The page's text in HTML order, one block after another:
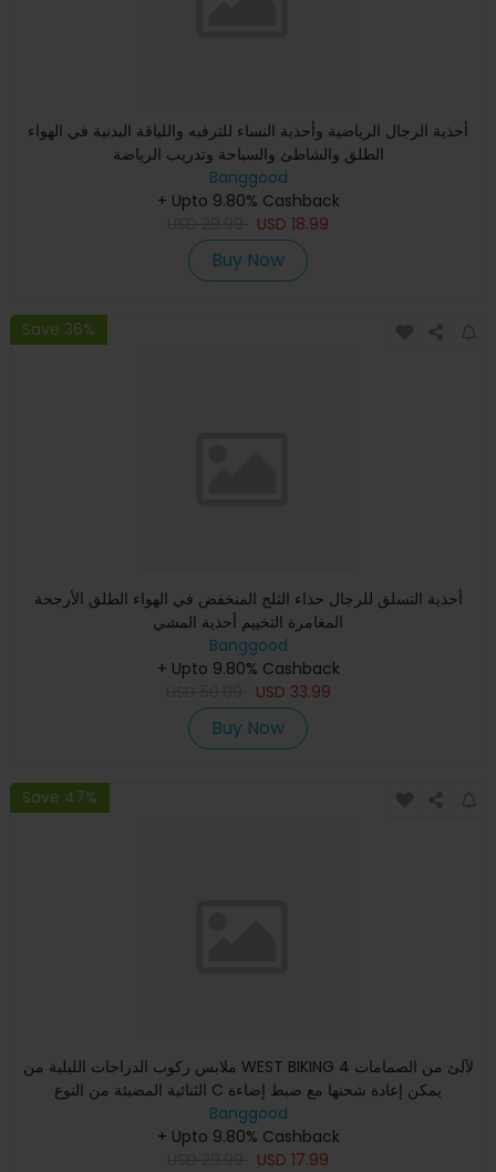
أحذية الرجال الرياضية وأحذية النساء للترفيه واللياقة البدنية في الهواء
الطلق والشاطئ والسباحة وتدريب الرياضة
Banggood
+ Upto 9.80% Cashback
USD 18.99
Buy Now
Save 36%
أحذية التسلق للرجال حذاء الثلج المنخفض في الهواء الطلق الأرجحة
المغامرة التخييم أحذية المشي
Banggood
+ Upto 9.80% Cashback
USD 33.99
Buy Now
Save 47%
ملابس ركوب الدراجات الليلية من WEST BIKING 4 لآلئ من الصمامات
الثنائية المضيئة من النوع C يمكن إعادة شحنها مع ضبط إضاءة
Banggood
+ Upto 9.80% Cashback
USD 17.99